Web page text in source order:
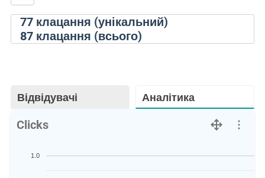
77клацання (унікальний)
87клацання (всього)
Відвідувачі Аналітика
Clicks
1.0